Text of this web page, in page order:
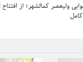
۱۳۵ تختخوابی ولیعصر کمالشهر؛ از